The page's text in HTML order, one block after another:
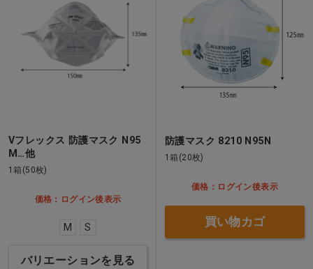
Vフレックス 防護マスク N95
M…他
1箱(50枚)
価格：ログイン後表示
M S
バリエーションを見る
防護マスク 8210 N95N
1箱(20枚)
価格：ログイン後表示
買い物カゴ